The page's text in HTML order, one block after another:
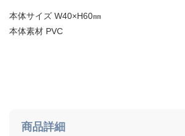
本体サイズ W40×H60㎜
本体素材 PVC
商品詳細